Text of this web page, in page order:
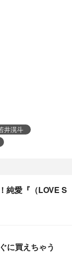
井滉斗
純愛『（LOVE S
に買えちゃう